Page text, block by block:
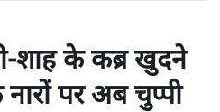
शाह के कब्र खुदने
पर अब चुप्पी